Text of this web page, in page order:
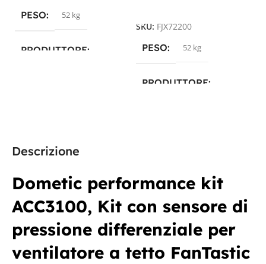
Descrizione
Dometic performance kit
ACC3100, Kit con sensore di
pressione differenziale per
ventilatore a tetto FanTastic
PESO 52 kg
PRODUTTORE
SKU: FJX72200
PESO 52 kg
PRODUTTORE